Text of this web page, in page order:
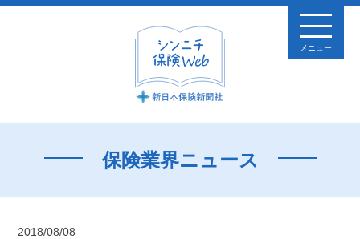
メニュー
保険業界ニュース
2018/08/08